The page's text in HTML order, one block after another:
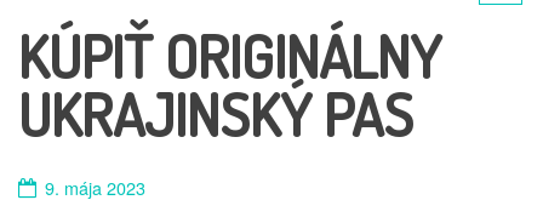
KÚPIŤ ORIGINÁLNY
UKRAJINSKÝ PAS
9. mája 2023